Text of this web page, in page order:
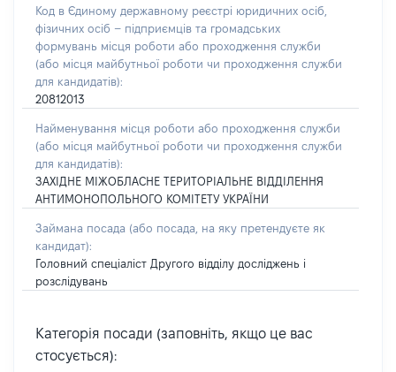
Код в Єдиному державному реєстрі юридичних осіб,
фізичних осіб – підприємців та громадських
формувань місця роботи або проходження служби
(або місця майбутньої роботи чи проходження служби
для кандидатів):
20812013
Найменування місця роботи або проходження служби
(або місця майбутньої роботи чи проходження служби
для кандидатів):
ЗАХІДНЕ МІЖОБЛАСНЕ ТЕРИТОРІАЛЬНЕ ВІДДІЛЕННЯ
АНТИМОНОПОЛЬНОГО КОМІТЕТУ УКРАЇНИ
Займана посада (або посада, на яку претендуєте як
кандидат):
Головний спеціаліст Другого відділу досліджень і
розслідувань
Категорія посади (заповніть, якщо це вас
стосується):